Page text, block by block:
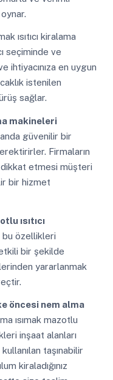
ısıtıcı kiralama
seçiminde ve
ihtiyacınıza en uygun
istenilen
sağlar.
makineleri
güvenilir bir
Firmaların
etmesi müşteri
bir hizmet
ısıtıcı
bu özellikleri
bir şekilde
yararlanmak
öncesi nem alma
ısımak mazotlu
inşaat alanları
taşınabilir
kiraladığınız